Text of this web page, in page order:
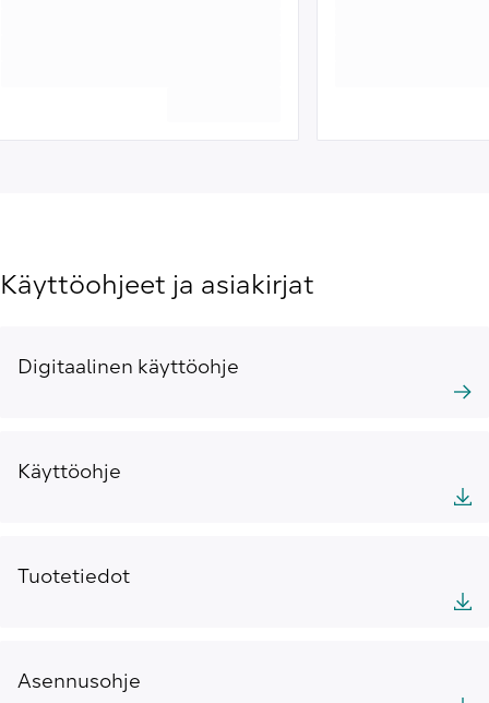
Käyttöohjeet ja asiakirjat
Digitaalinen käyttöohje
Käyttöohje
Tuotetiedot
Asennusohje